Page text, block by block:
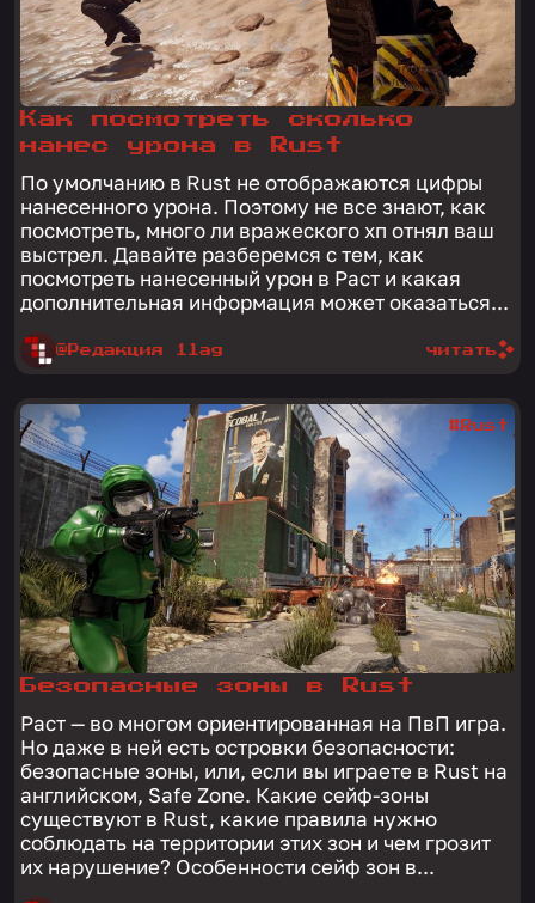
Как посмотреть сколько
нанес урона в Rust
По умолчанию в Rust не отображаются цифры
нанесенного урона. Поэтому не все знают, как
посмотреть, много ли вражеского хп отнял ваш
выстрел. Давайте разберемся с тем, как
посмотреть нанесенный урон в Раст и какая
дополнительная информация может оказаться...
@Редакция 1lag читать
Безопасные зоны в Rust
Раст — во многом ориентированная на ПвП игра.
Но даже в ней есть островки безопасности:
безопасные зоны, или, если вы играете в Rust на
английском, Safe Zone. Какие сейф-зоны
существуют в Rust, какие правила нужно
соблюдать на территории этих зон и чем грозит
их нарушение? Особенности сейф зон в...
#Rust